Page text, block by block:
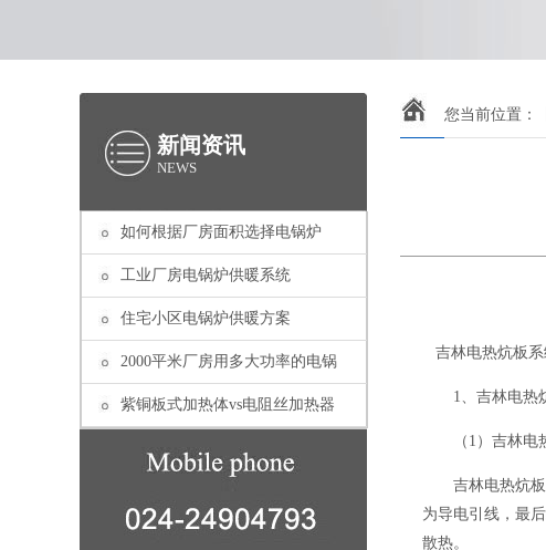
新闻资讯
NEWS
如何根据厂房面积选择电锅炉
工业厂房电锅炉供暖系统
住宅小区电锅炉供暖方案
2000平米厂房用多大功率的电锅
紫铜板式加热体vs电阻丝加热器
您当前位置：
吉林电热炕板系
1、吉林电热炕
（1）吉林电
吉林电热炕板
为导电引线，最
散热。